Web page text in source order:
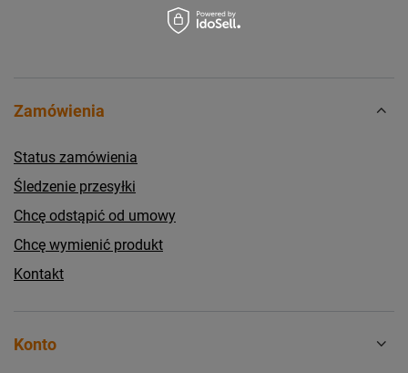
Zamówienia
Status zamówienia
Śledzenie przesyłki
Chcę odstąpić od umowy
Chcę wymienić produkt
Kontakt
Konto